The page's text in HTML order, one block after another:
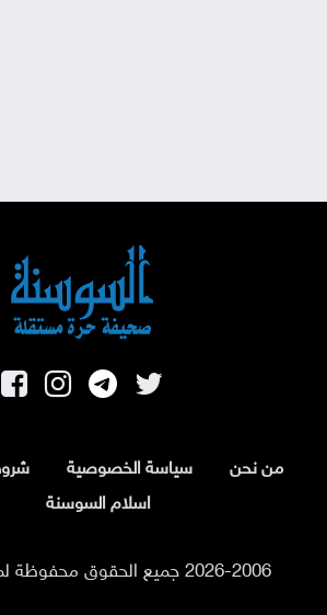
من نحن سياسة الخصوصية
اسلام السوسنة
2026-2006 جميع الحقوق محفوظة لموقع السوسنة